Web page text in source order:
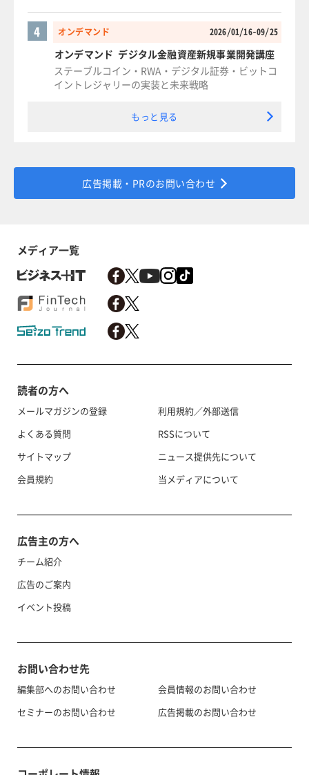
オンデマンド 2026/01/16-09/25
4
オンデマンド デジタル金融資産新規事業開発講座
ステーブルコイン・RWA・デジタル証券・ビットコ
イントレジャリーの実装と未来戦略
もっと見る
広告掲載・PRのお問い合わせ
メディア一覧
読者の方へ
メールマガジンの登録
よくある質問
サイトマップ
会員規約
利用規約／外部送信
RSSについて
ニュース提供先について
当メディアについて
広告主の方へ
チーム紹介
広告のご案内
イベント投稿
お問い合わせ先
編集部へのお問い合わせ
セミナーのお問い合わせ
会員情報のお問い合わせ
広告掲載のお問い合わせ